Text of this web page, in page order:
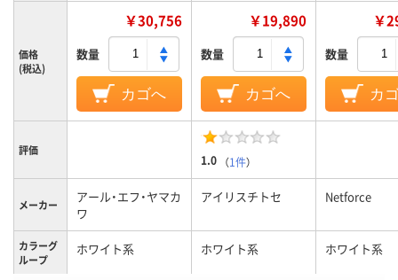
価格
(税込)
￥30,756
数量
カゴへ
￥19,890
数量
カゴへ
￥
数量
カ
評価
1.0 （1件）
メーカー
アール・エフ・ヤマカ
ワ
アイリスチトセ Netforce
カラーグ
ループ
ホワイト系 ホワイト系 ホワイト系